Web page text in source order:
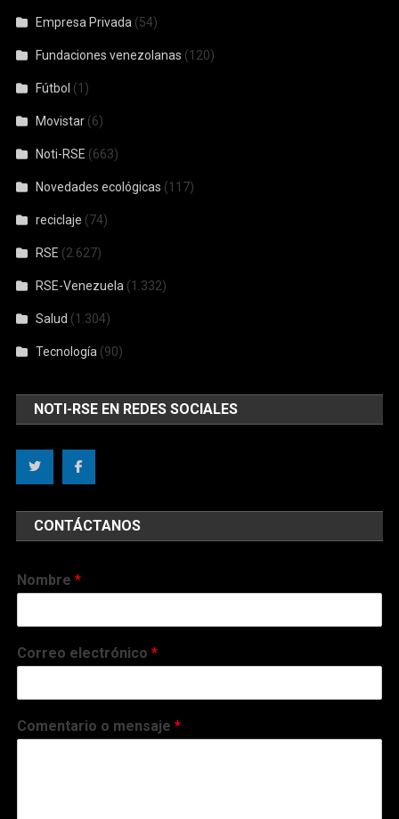
Empresa Privada (54)
Fundaciones venezolanas (120)
Fútbol (1)
Movistar (6)
Noti-RSE (663)
Novedades ecológicas (117)
reciclaje (74)
RSE (2.627)
RSE-Venezuela (1.332)
Salud (1.304)
Tecnología (90)
NOTI-RSE EN REDES SOCIALES
CONTÁCTANOS
Nombre*
Correo electrónico*
Comentario o mensaje*